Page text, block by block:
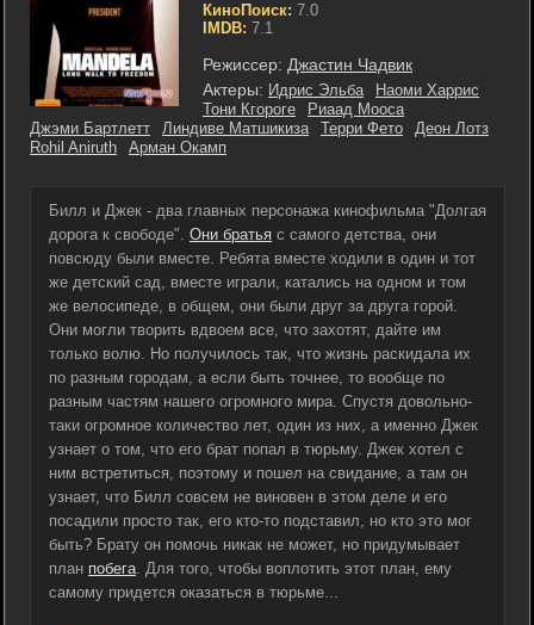
КиноПоиск: 7.0
IMDB: 7.1
Режиссер: Джастин Чадвик
Актеры: Идрис Эльба
Наоми Харрис
Тони Кгороге
Риаад Мооса
Джэми Бартлетт
Линдиве Матшикиза Терри Фето
Деон Лотз
Rohil Aniruth
Арман Окамп
Билл и Джек - два главных персонажа кинофильма "Долгая
дорога к свободе". Они братья с самого детства, они
повсюду были вместе. Ребята вместе ходили в один и тот
же детский сад, вместе играли, катались на одном и том
же велосипеде, в общем, они были друг за друга горой.
Они могли творить вдвоем все, что захотят, дайте им
только волю. Но получилось так, что жизнь раскидала их
по разным городам, а если быть точнее, то вообще по
разным частям нашего огромного мира. Спустя довольно-
таки огромное количество лет, один из них, а именно Джек
узнает о том, что его брат попал в тюрьму. Джек хотел с
ним встретиться, поэтому и пошел на свидание, а там он
узнает, что Билл совсем не виновен в этом деле и его
посадили просто так, его кто-то подставил, но кто это мог
быть? Брату он помочь никак не может, но придумывает
план побега. Для того, чтобы воплотить этот план, ему
самому придется оказаться в тюрьме...